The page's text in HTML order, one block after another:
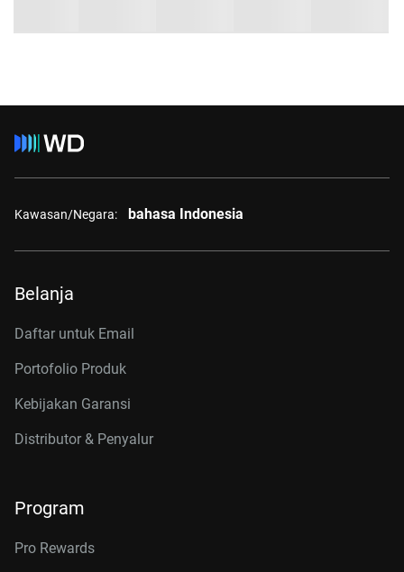
Kawasan/Negara: bahasa Indonesia
Belanja
Daftar untuk Email
Portofolio Produk
Kebijakan Garansi
Distributor & Penyalur
Program
Pro Rewards